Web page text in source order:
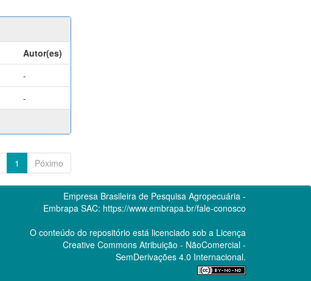
Autor(es)
-
-
1 Póximo
Empresa Brasileira de Pesquisa Agropecuária -
Embrapa SAC: https://www.embrapa.br/fale-conosco
O conteúdo do repositório está licenciado sob a Licença
Creative CommonsAtribuição - NãoComercial -
SemDerivações 4.0 Internacional.